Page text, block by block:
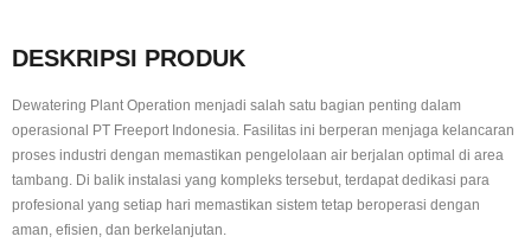
DESKRIPSI PRODUK
Dewatering Plant Operation menjadi salah satu bagian penting dalam
operasional PT Freeport Indonesia. Fasilitas ini berperan menjaga kelancaran
proses industri dengan memastikan pengelolaan air berjalan optimal di area
tambang. Di balik instalasi yang kompleks tersebut, terdapat dedikasi para
profesional yang setiap hari memastikan sistem tetap beroperasi dengan
aman, efisien, dan berkelanjutan.